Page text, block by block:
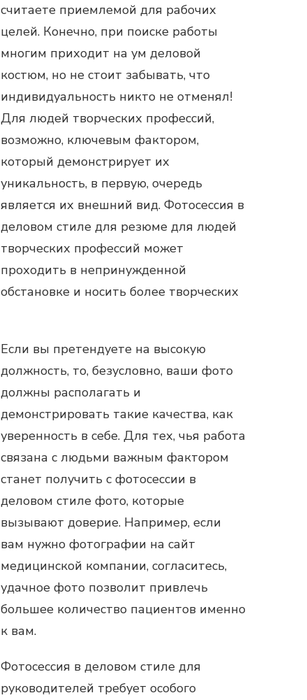
считаете приемлемой для рабочих
целей. Конечно, при поиске работы
многим приходит на ум деловой
костюм, но не стоит забывать, что
индивидуальность никто не отменял!
Для людей творческих профессий,
возможно, ключевым фактором,
который демонстрирует их
уникальность, в первую, очередь
является их внешний вид. Фотосессия в
деловом стиле для резюме для людей
творческих профессий может
проходить в непринужденной
обстановке и носить более творческих
Если вы претендуете на высокую
должность, то, безусловно, ваши фото
должны располагать и
демонстрировать такие качества, как
уверенность в себе. Для тех, чья работа
связана с людьми важным фактором
станет получить с фотосессии в
деловом стиле фото, которые
вызывают доверие. Например, если
вам нужно фотографии на сайт
медицинской компании, согласитесь,
удачное фото позволит привлечь
большее количество пациентов именно
к вам.
Фотосессия в деловом стиле для
руководителей требует особого